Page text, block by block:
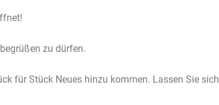
zu dürfen.
für Stück Neues hinzu kommen. Lassen Sie sich